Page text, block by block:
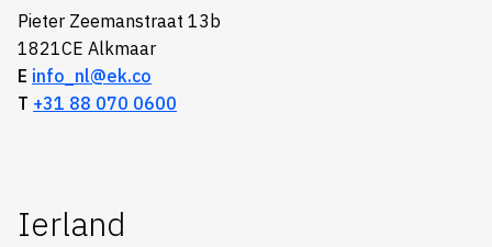
Pieter Zeemanstraat 13b
1821CE Alkmaar
E info_nl@ek.co
T +31 88 070 0600
Ierland